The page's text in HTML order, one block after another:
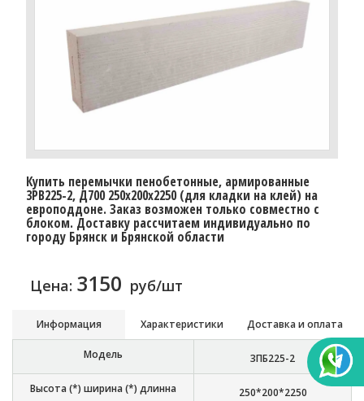
Купить перемычки пенобетонные, армированные
3PB225-2, Д700 250х200х2250 (для кладки на клей) на
европоддоне. Заказ возможен только совместно с
блоком. Доставку рассчитаем индивидуально по
городу Брянск и Брянской области
Цена: 3150 руб/шт
Информация Характеристики Доставка и оплата
Модель 3ПБ225-2
Высота (*) ширина (*) длинна 250*200*2250